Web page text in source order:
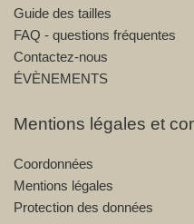
Guide des tailles
FAQ - questions fréquentes
Contactez-nous
ÉVÈNEMENTS
Mentions légales et
Coordonnées
Mentions légales
Protection des données